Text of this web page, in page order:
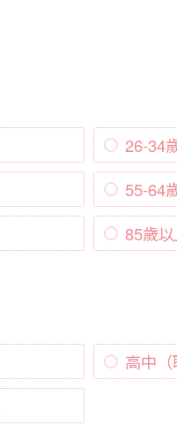
26-34
55-64
85歲
高中